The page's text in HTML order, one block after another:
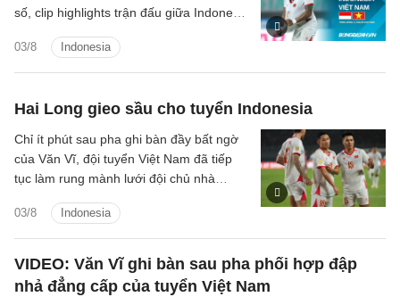
03/8 Indonesia
số, clip highlights trận đấu giữa Indonesia
Hai Long gieo sầu cho tuyển Indonesia
03/8 Indonesia
Chỉ ít phút sau pha ghi bàn đầy bất ngờ
của Văn Vĩ, đội tuyển Việt Nam đã tiếp
tục làm rung mành lưới đội chủ nhà
Nguyễn Hai Long.
VIDEO: Văn Vĩ ghi bàn sau pha phối hợp đập
nhả đẳng cấp của tuyển Việt Nam